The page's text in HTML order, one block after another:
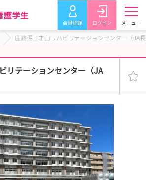
会員登録 ログイン メニュー
鹿教湯三才山リハビリテーションセンター（JA
リテーションセンター（JA